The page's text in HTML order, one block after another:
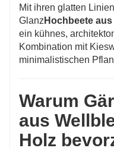
Mit ihren glatten
Glanz Hochbeete
ein kühnes,
Kombination mit
minimalistischen
Warum
aus
Holz